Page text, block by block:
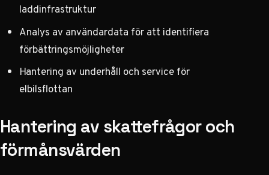
laddinfrastruktur
Analys av användardata för att identifiera
förbättringsmöjligheter
Hantering av underhåll och service för
elbilsflottan
Hantering av skattefrågor och
förmånsvärden